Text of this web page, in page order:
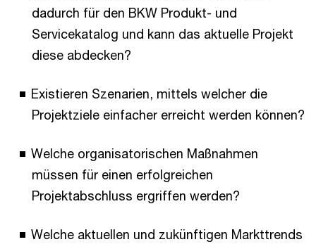
dadurch für den BKW Produkt- und
Servicekatalog und kann das aktuelle Projekt
diese abdecken?
Existieren Szenarien, mittels welcher die
Projektziele einfacher erreicht werden können?
Welche organisatorischen Maßnahmen
müssen für einen erfolgreichen
Projektabschluss ergriffen werden?
Welche aktuellen und zukünftigen Markttrends